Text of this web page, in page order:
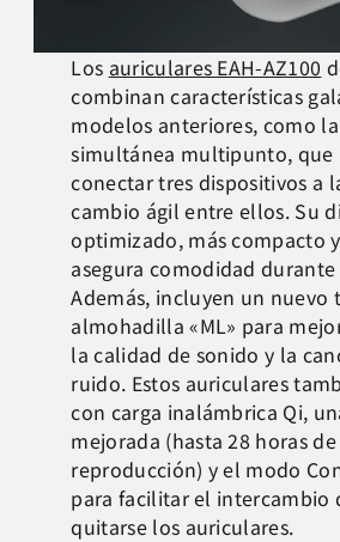
Los auriculares EAH-AZ100
combinan características
modelos anteriores, como
simultánea multipunto, que
conectar tres dispositivos a
cambio ágil entre ellos. Su
optimizado, más compacto
asegura comodidad
Además, incluyen un nuevo
almohadilla «ML» para
la calidad de sonido y la
ruido. Estos auriculares
con carga inalámbrica Qi,
mejorada (hasta 28 horas de
reproducción) y el modo
para facilitar el intercambio
quitarse los auriculares.